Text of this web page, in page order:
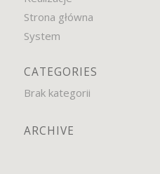
Strona główna
System
CATEGORIES
Brak kategorii
ARCHIVE